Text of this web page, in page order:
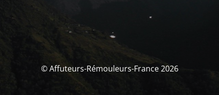
© Affuteurs-Rémouleurs-France 2026